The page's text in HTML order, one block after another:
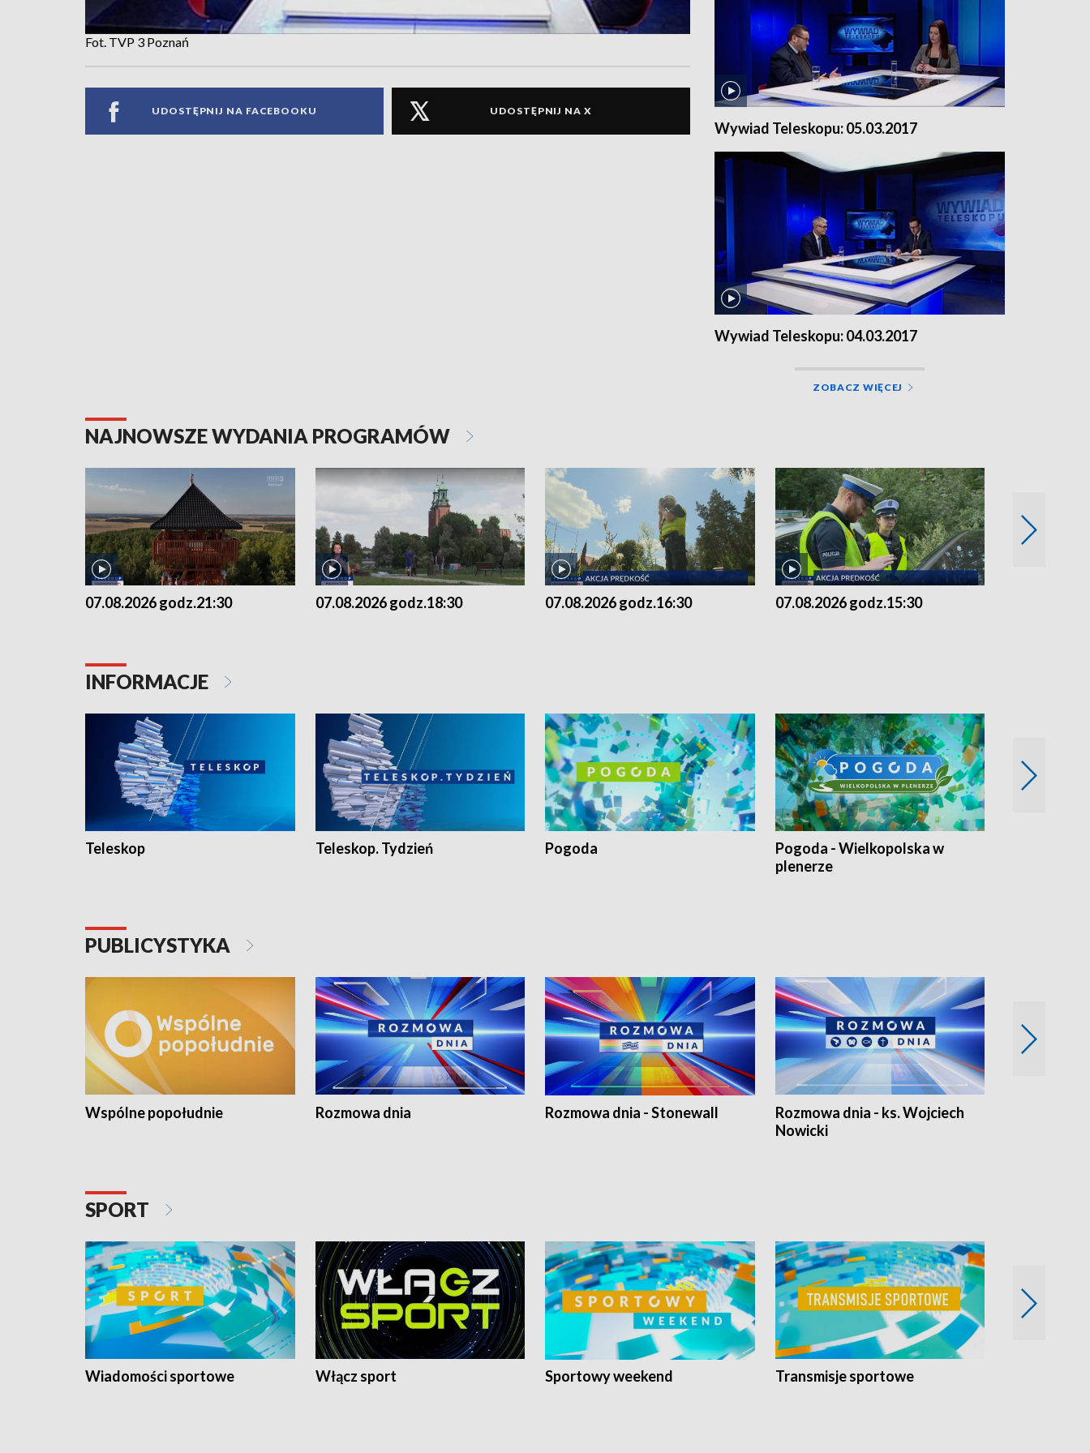
Fot. TVP 3 Poznań
UDOSTĘPNIJ NA FACEBOOKU UDOSTĘPNIJ NA X
Wywiad Teleskopu: 05.03.2017
Wywiad Teleskopu: 04.03.2017
ZOBACZ WIĘCEJ
NAJNOWSZE WYDANIA PROGRAMÓW
07.08.2026 godz.21:30 07.08.2026 godz.18:30 07.08.2026 godz.16:30 07.08.2026 godz.15:30
INFORMACJE
Teleskop Teleskop. Tydzień Pogoda
Pogoda - Wielkopolska w
plenerze
PUBLICYSTYKA
Wspólne popołudnie Rozmowa dnia Rozmowa dnia - Stonewall
Rozmowa dnia - ks. Wojciech
Nowicki
SPORT
Wiadomości sportowe Włącz sport Sportowy weekend Transmisje sportowe